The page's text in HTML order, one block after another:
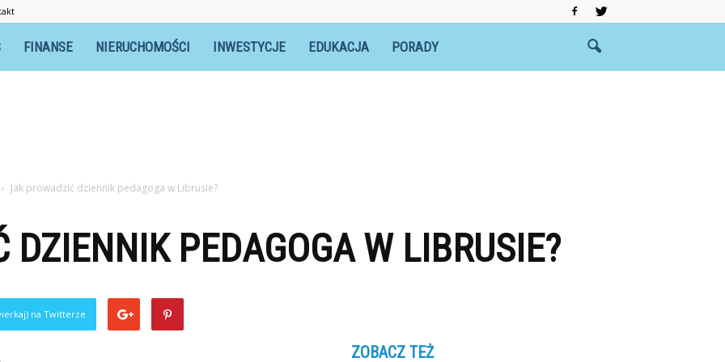
FINANSE NIERUCHOMOŚCI INWESTYCJE EDUKACJA PORADY
Jak prowadzić dziennik pedagoga w Librusie?
DZIENNIK PEDAGOGA W LIBRUSIE?
na Twitterze
ZOBACZ TEŻ